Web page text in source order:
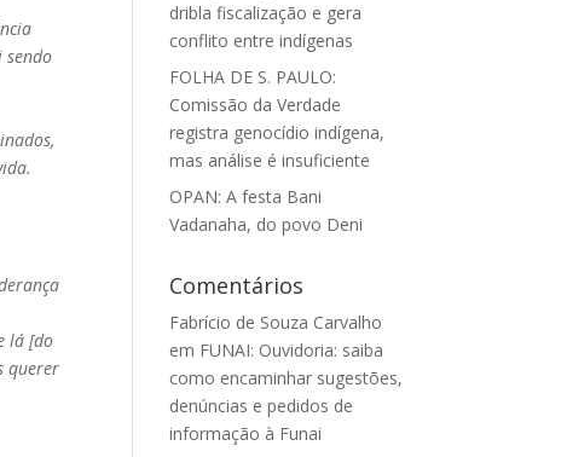
sendo
lá [do
querer
dribla fiscalização e gera
conflito entre indígenas
FOLHA DE S. PAULO:
Comissão da Verdade
registra genocídio indígena,
mas análise é insuficiente
OPAN: A festa Bani
Vadanaha, do povo Deni
Comentários
Fabrício de Souza Carvalho
em FUNAI: Ouvidoria: saiba
como encaminhar sugestões,
denúncias e pedidos de
informação à Funai